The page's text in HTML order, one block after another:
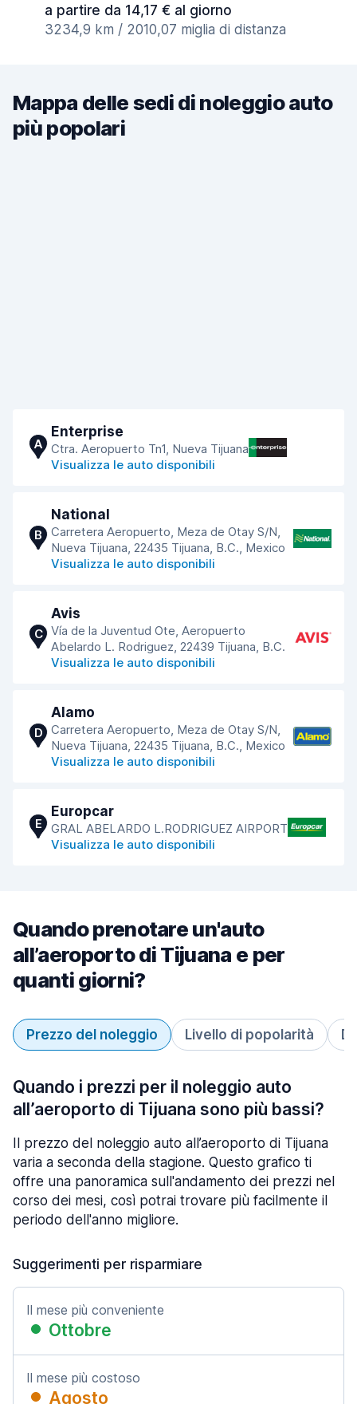
a partire da 14,17 € al giorno
3234,9 km / 2010,07 miglia di distanza
Mappa delle sedi di noleggio auto
più popolari
A
Enterprise
Ctra. Aeropuerto Tn1, Nueva Tijuana
Visualizza le auto disponibili
B
National
Carretera Aeropuerto, Meza de Otay S/N,
Nueva Tijuana, 22435 Tijuana, B.C., Mexico
Visualizza le auto disponibili
C
Avis
Vía de la Juventud Ote, Aeropuerto
Abelardo L. Rodriguez, 22439 Tijuana, B.C.
Visualizza le auto disponibili
D
Alamo
Carretera Aeropuerto, Meza de Otay S/N,
Nueva Tijuana, 22435 Tijuana, B.C., Mexico
Visualizza le auto disponibili
E
Europcar
GRAL ABELARDO L.RODRIGUEZ AIRPORT
Visualizza le auto disponibili
Quando prenotare un'auto
all’aeroporto di Tijuana e per
quanti giorni?
Prezzo del noleggio Livello di popolarità
Quando i prezzi per il noleggio auto
all’aeroporto di Tijuana sono più bassi?
Il prezzo del noleggio auto all’aeroporto di Tijuana
varia a seconda della stagione. Questo grafico ti
offre una panoramica sull'andamento dei prezzi nel
corso dei mesi, così potrai trovare più facilmente il
periodo dell'anno migliore.
Suggerimenti per risparmiare
Il mese più conveniente
Ottobre
Il mese più costoso
Agosto